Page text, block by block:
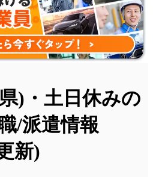
)・土日休みの
/派遣情報
新)